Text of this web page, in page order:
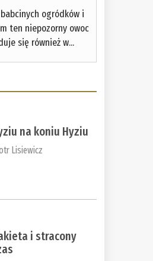
ogródków i
ten niepozorny owoc
się również w...
na koniu Hyziu
Lisiewicz
i stracony